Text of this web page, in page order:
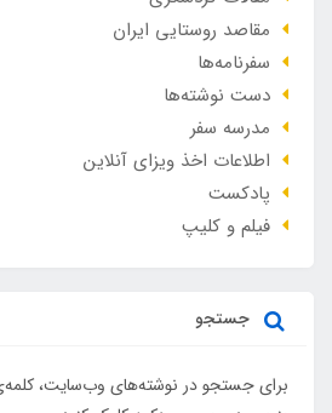
مقاصد روستایی ایران
سفرنامه‌ها
دست نوشته‌ها
مدرسه سفر
اطلاعات اخذ ویزای آنلاین
پادکست
فیلم و کلیپ
جستجو
برای جستجو در نوشته‌های وب‌سایت،